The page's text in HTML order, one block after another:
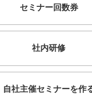
セミナー回数券
社内研修
自社主催セミナーを作